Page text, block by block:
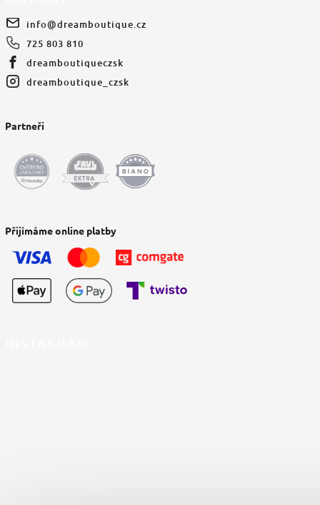
info@dreamboutique.cz
725 803 810
dreamboutiqueczsk
dreamboutique_czsk
Partneři
Přijímáme online platby